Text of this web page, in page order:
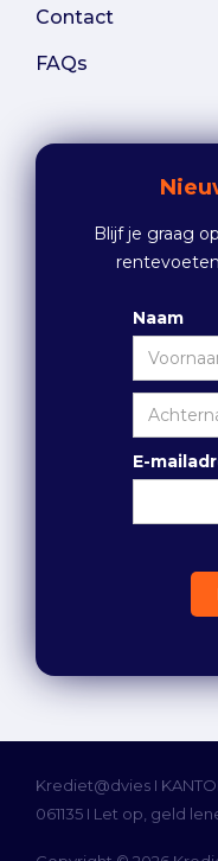
Contact
FAQs
Blijf je graag
Naam
E-
Krediet@dvies I
061135 I Let op, geld